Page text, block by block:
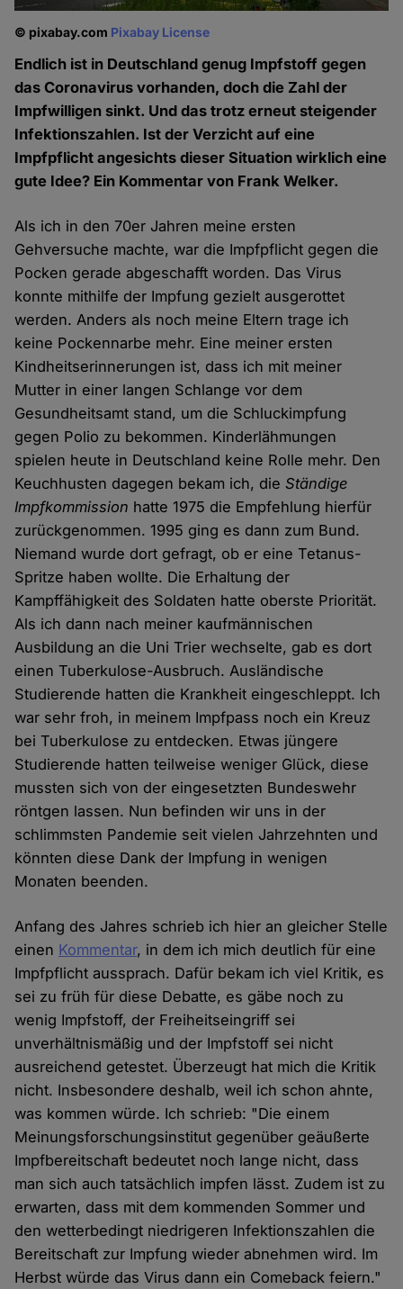
© pixabay.com Pixabay License
Endlich ist in Deutschland genug Impfstoff gegen
das Coronavirus vorhanden, doch die Zahl der
Impfwilligen sinkt. Und das trotz erneut steigender
Infektionszahlen. Ist der Verzicht auf eine
Impfpflicht angesichts dieser Situation wirklich eine
gute Idee? Ein Kommentar von Frank Welker.
Als ich in den 70er Jahren meine ersten
Gehversuche machte, war die Impfpflicht gegen die
Pocken gerade abgeschafft worden. Das Virus
konnte mithilfe der Impfung gezielt ausgerottet
werden. Anders als noch meine Eltern trage ich
keine Pockennarbe mehr. Eine meiner ersten
Kindheitserinnerungen ist, dass ich mit meiner
Mutter in einer langen Schlange vor dem
Gesundheitsamt stand, um die Schluckimpfung
gegen Polio zu bekommen. Kinderlähmungen
spielen heute in Deutschland keine Rolle mehr. Den
Keuchhusten dagegen bekam ich, dieStändige
Impfkommission hatte 1975 die Empfehlung hierfür
zurückgenommen. 1995 ging es dann zum Bund.
Niemand wurde dort gefragt, ob er eine Tetanus-
Spritze haben wollte. Die Erhaltung der
Kampffähigkeit des Soldaten hatte oberste Priorität.
Als ich dann nach meiner kaufmännischen
Ausbildung an die Uni Trier wechselte, gab es dort
einen Tuberkulose-Ausbruch. Ausländische
Studierende hatten die Krankheit eingeschleppt. Ich
war sehr froh, in meinem Impfpass noch ein Kreuz
bei Tuberkulose zu entdecken. Etwas jüngere
Studierende hatten teilweise weniger Glück, diese
mussten sich von der eingesetzten Bundeswehr
röntgen lassen. Nun befinden wir uns in der
schlimmsten Pandemie seit vielen Jahrzehnten und
könnten diese Dank der Impfung in wenigen
Monaten beenden.
Anfang des Jahres schrieb ich hier an gleicher Stelle
einen Kommentar, in dem ich mich deutlich für eine
Impfpflicht aussprach. Dafür bekam ich viel Kritik, es
sei zu früh für diese Debatte, es gäbe noch zu
wenig Impfstoff, der Freiheitseingriff sei
unverhältnismäßig und der Impfstoff sei nicht
ausreichend getestet. Überzeugt hat mich die Kritik
nicht. Insbesondere deshalb, weil ich schon ahnte,
was kommen würde. Ich schrieb: "Die einem
Meinungsforschungsinstitut gegenüber geäußerte
Impfbereitschaft bedeutet noch lange nicht, dass
man sich auch tatsächlich impfen lässt. Zudem ist zu
erwarten, dass mit dem kommenden Sommer und
den wetterbedingt niedrigeren Infektionszahlen die
Bereitschaft zur Impfung wieder abnehmen wird. Im
Herbst würde das Virus dann ein Comeback feiern."